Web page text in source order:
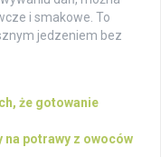
i smakowe. To
jedzeniem bez
że gotowanie
na potrawy z owoców